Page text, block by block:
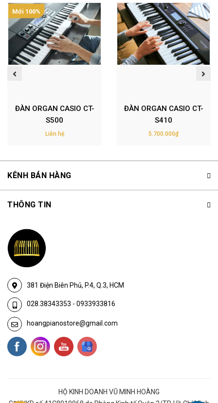
Mới 100%
ĐÀN ORGAN CASIO CT-
S500
Liên hệ
ĐÀN ORGAN CASIO CT-
S410
5.700.000₫
KÊNH BÁN HÀNG
381 Điện Biên Phủ, P.4, Q.3, HCM
028.38343353 - 0933933816
hoangpianostore@gmail.com
THÔNG TIN
HỘ KINH DOANH VŨ MINH HOÀNG